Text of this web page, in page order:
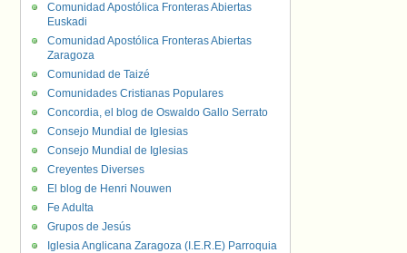
Comunidad Apostólica Fronteras Abiertas
Euskadi
Comunidad Apostólica Fronteras Abiertas
Zaragoza
Comunidad de Taizé
Comunidades Cristianas Populares
Concordia, el blog de Oswaldo Gallo Serrato
Consejo Mundial de Iglesias
Consejo Mundial de Iglesias
Creyentes Diverses
El blog de Henri Nouwen
Fe Adulta
Grupos de Jesús
Iglesia Anglicana Zaragoza (I.E.R.E) Parroquia